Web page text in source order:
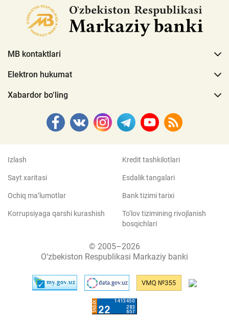
MB kontaktlari
Elektron hukumat
Xabardor bo‘ling
Izlash
Sayt xaritasi
Ochiq ma’lumotlar
Korrupsiyaga qarshi kurashish
Kredit tashkilotlari
Esdalik tangalari
Bank tizimi tarixi
To‘lov tizimining rivojlanish
bosqichlari
© 2005–2026
O‘zbekiston Respublikasi Markaziy banki